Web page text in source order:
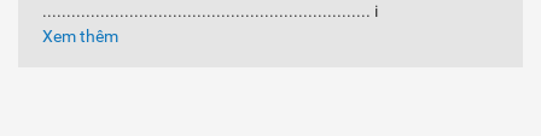
.................................................................... i
Xem thêm